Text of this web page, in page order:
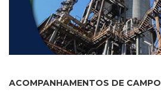
ACOMPANHAMENTOS DE CAMPO